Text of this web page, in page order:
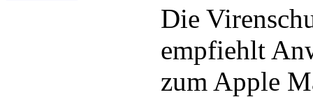
Die
empfiehlt
zum Apple